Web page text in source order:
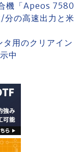
機「Apeos 7580
の高速出力と米
用のクリアイン
中